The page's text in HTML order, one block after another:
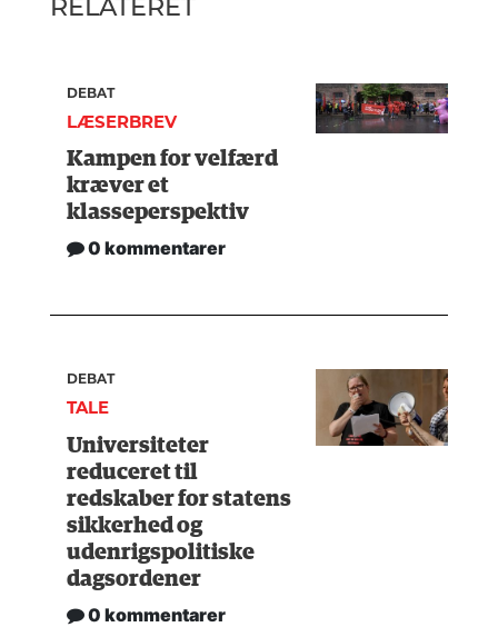
RELATERET
DEBAT
LÆSERBREV
Kampen for velfærd
kræver et
klasseperspektiv
0 kommentarer
DEBAT
TALE
Universiteter
reduceret til
redskaber for statens
sikkerhed og
udenrigspolitiske
dagsordener
0 kommentarer